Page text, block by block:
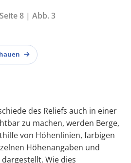
8 | Abb. 3
des Reliefs auch in einer
zu machen, werden Berge,
von Höhenlinien, farbigen
Höhenangaben und
Wie dies